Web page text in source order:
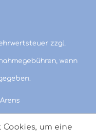
zzgl.
wenn
Cookies, um eine